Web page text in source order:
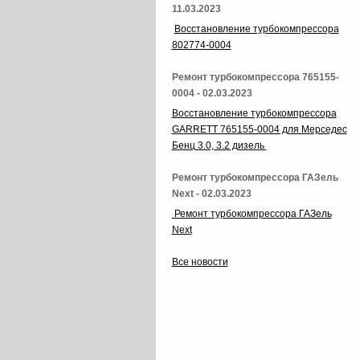
11.03.2023
Восстановление турбокомпрессора
802774-0004
Ремонт турбокомпрессора 765155-
0004 - 02.03.2023
Восстановление турбокомпрессора
GARRETT 765155-0004 для Мерседес
Бенц 3.0, 3.2 дизель
Ремонт турбокомпрессора ГАЗель
Next - 02.03.2023
Ремонт турбокомпрессора ГАЗель
Next
Все новости